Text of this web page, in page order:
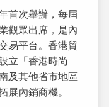
首次舉辦，每屆
觀眾出席，是內
易平台。香港貿
立「香港時尚
及其他省市地區
展內銷商機。